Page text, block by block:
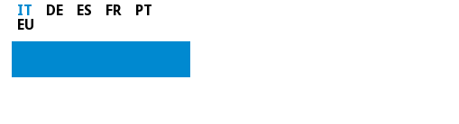
IT DE ES FR
PT
EU